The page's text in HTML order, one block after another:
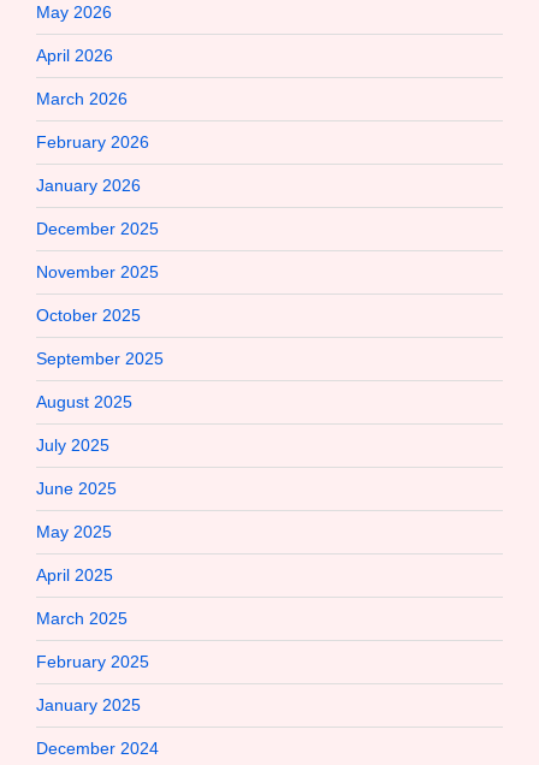
May 2026
April 2026
March 2026
February 2026
January 2026
December 2025
November 2025
October 2025
September 2025
August 2025
July 2025
June 2025
May 2025
April 2025
March 2025
February 2025
January 2025
December 2024